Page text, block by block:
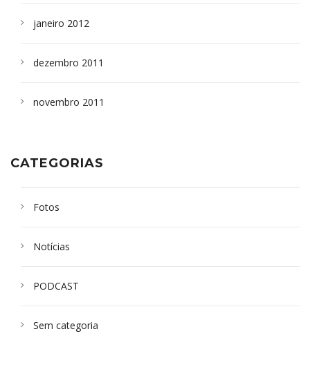
janeiro 2012
dezembro 2011
novembro 2011
CATEGORIAS
Fotos
Notícias
PODCAST
Sem categoria